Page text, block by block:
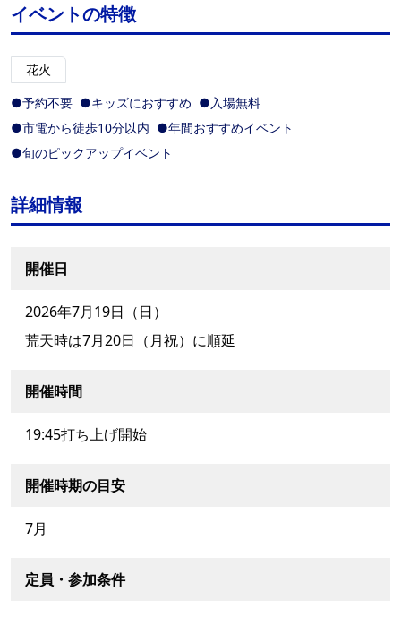
イベントの特徴
花火
●予約不要 ●キッズにおすすめ ●入場無料
●市電から徒歩10分以内 ●年間おすすめイベント
●旬のピックアップイベント
詳細情報
開催日
2026年7月19日（日）
荒天時は7月20日（月祝）に順延
開催時間
19:45打ち上げ開始
開催時期の目安
7月
定員・参加条件